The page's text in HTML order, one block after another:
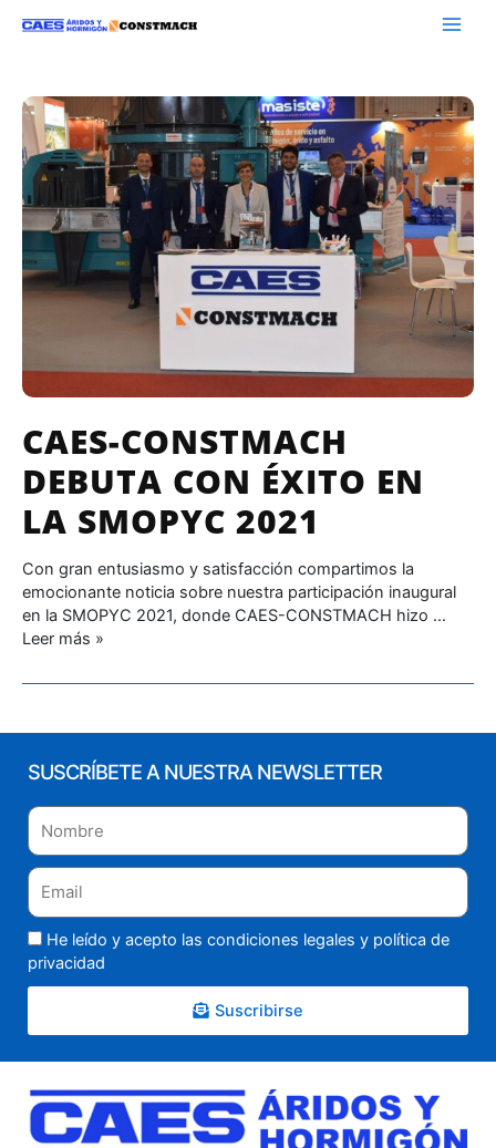
CAES-CONSTMACH
DEBUTA CON ÉXITO EN
LA SMOPYC 2021
Con gran entusiasmo y satisfacción compartimos la
emocionante noticia sobre nuestra participación inaugural
en la SMOPYC 2021, donde CAES-CONSTMACH hizo …
Leer más »
SUSCRÍBETE A NUESTRA NEWSLETTER
He leído y acepto las condiciones legales y política de
privacidad
Suscribirse